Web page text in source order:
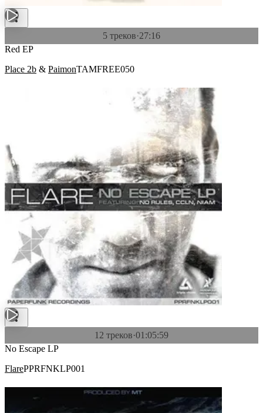
5 треков·27:16
Red EP
Place 2b & PaimonTAMFREE050
12 треков·01:05:59
No Escape LP
FlarePPRFNKLP001